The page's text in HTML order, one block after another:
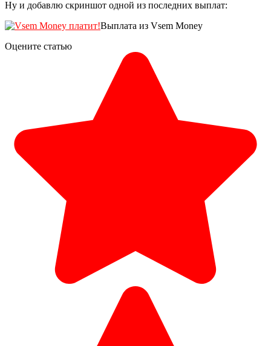
Ну и добавлю скриншот одной из последних выплат:
Выплата из Vsem Money
Оцените статью